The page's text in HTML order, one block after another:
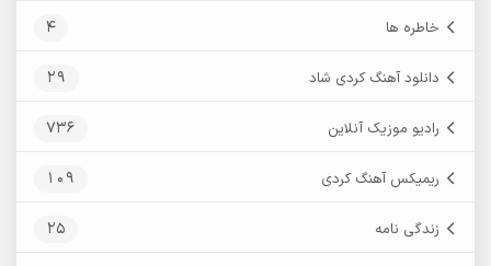
خاطره ها 4
دانلود آهنگ کردی شاد 29
رادیو موزیک آنلاین 736
ریمیکس آهنگ کردی 109
زندگی نامه 25